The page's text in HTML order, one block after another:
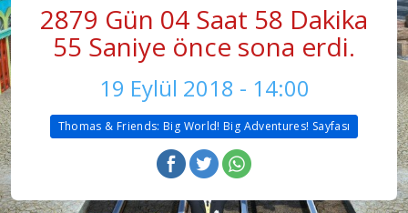
2879 Gün 04 Saat 58 Dakika
55 Saniye önce sona erdi.
19 Eylül 2018 - 14:00
Thomas & Friends: Big World! Big Adventures! Sayfası